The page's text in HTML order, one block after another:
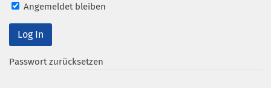
Angemeldet bleiben
Passwort zurücksetzen